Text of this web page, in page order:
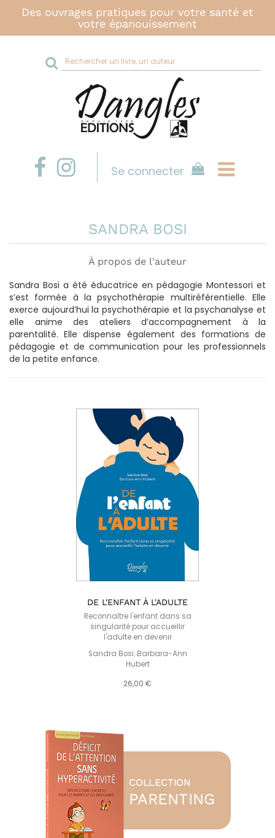
Des ouvrages pratiques pour votre santé et
votre épanouissement
Rechercher
sur
site
Se connecter
SANDRA BOSI
À propos de l'auteur
Sandra Bosi a été éducatrice en pédagogie Montessori et
s’est formée à la psychothérapie multiréférentielle. Elle
exerce aujourd’hui la psychothérapie et la psychanalyse et
elle anime des ateliers d’accompagnement à la
parentalité. Elle dispense également des formations de
pédagogie et de communication pour les professionnels
de la petite enfance.
DE L'ENFANT À L'ADULTE
Reconnaître l'enfant dans sa
singularité pour accueillir
l'adulte en devenir
Sandra Bosi, Barbara-Ann
Hubert
26,00 €